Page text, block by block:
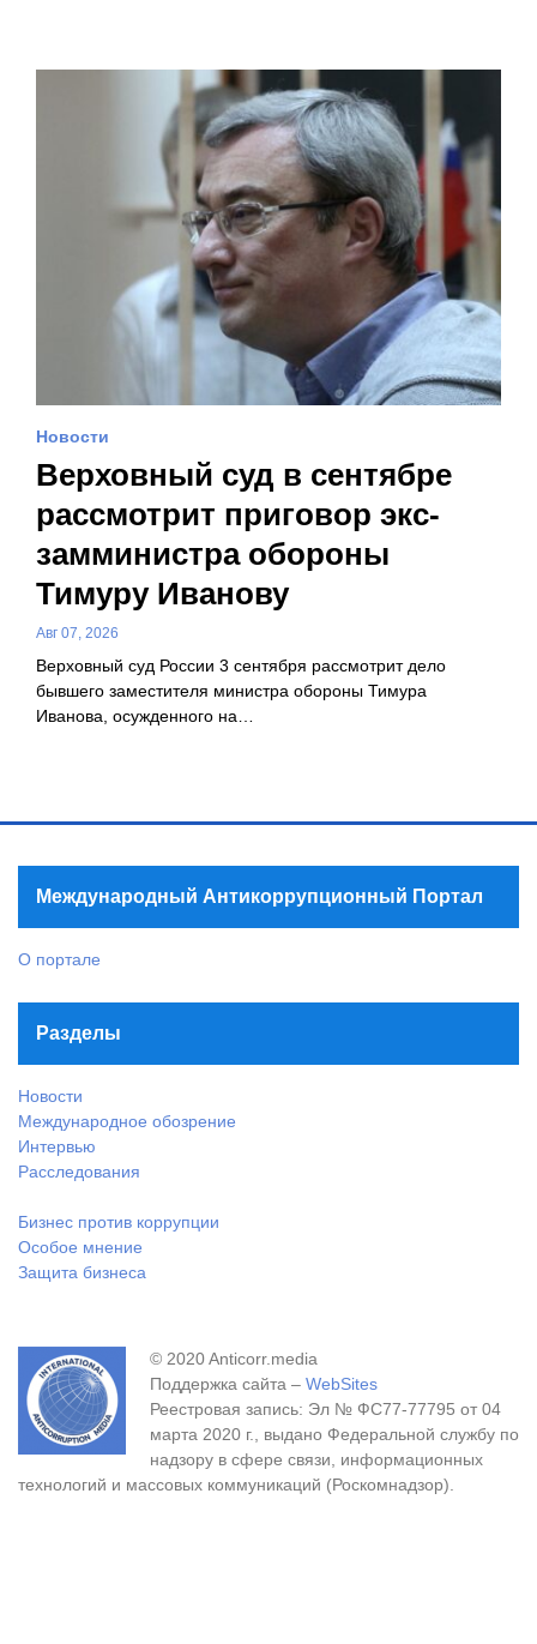
Новости
Верховный суд в сентябре
рассмотрит приговор экс-
замминистра обороны
Тимуру Иванову
Авг 07, 2026
Верховный суд России 3 сентября рассмотрит дело
бывшего заместителя министра обороны Тимура
Иванова, осужденного на…
Международный Антикоррупционный Портал
О портале
Разделы
Новости
Международное обозрение
Интервью
Расследования
Бизнес против коррупции
Особое мнение
Защита бизнеса
© 2020 Anticorr.media
Поддержка сайта – WebSites
Реестровая запись: Эл № ФС77-77795 от 04
марта 2020 г., выдано Федеральной службу по
надзору в сфере связи, информационных
технологий и массовых коммуникаций (Роскомнадзор).